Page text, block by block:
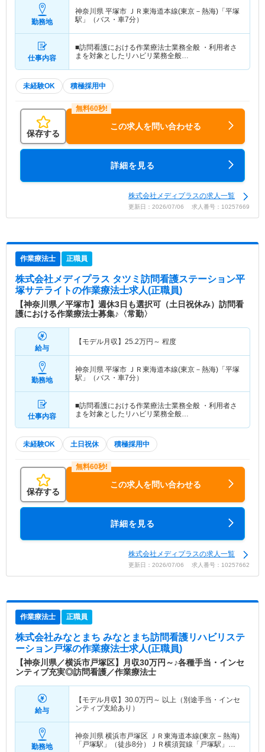
勤務地
神奈川県 平塚市 ＪＲ東海道本線(東京－熱海)「平塚
駅」（バス・車7分）
仕事内容
■訪問看護における作業療法士業務全般 ・利用者さ
まを対象としたリハビリ業務全般…
未経験OK 積極採用中
保存する
この求人を問い合わせる
詳細を見る
株式会社メディプラスの求人一覧
更新日：2026/07/06 求人番号：10257669
作業療法士 正職員
株式会社メディプラス タツミ訪問看護ステーション平
塚サテライトの作業療法士求人(正職員)
【神奈川県／平塚市】週休3日も選択可（土日祝休み）訪問看
護における作業療法士募集♪〈常勤〉
給与
【モデル月収】 25.2万円～ 程度
勤務地
神奈川県 平塚市 ＪＲ東海道本線(東京－熱海)「平塚
駅」（バス・車7分）
仕事内容
■訪問看護における作業療法士業務全般 ・利用者さ
まを対象としたリハビリ業務全般…
未経験OK 土日祝休 積極採用中
保存する
この求人を問い合わせる
詳細を見る
株式会社メディプラスの求人一覧
更新日：2026/07/06 求人番号：10257662
作業療法士 正職員
株式会社みなとまち みなとまち訪問看護リハビリステ
ーション戸塚の作業療法士求人(正職員)
【神奈川県／横浜市戸塚区】月収30万円～♪各種手当・インセ
ンティブ充実◎訪問看護／作業療法士
給与
【モデル月収】 30.0万円～ 以上（別途手当・インセ
ンティブ支給あり）
勤務地
神奈川県 横浜市戸塚区 ＪＲ東海道本線(東京－熱海)
「戸塚駅」（徒歩8分）ＪＲ横須賀線「戸塚駅」